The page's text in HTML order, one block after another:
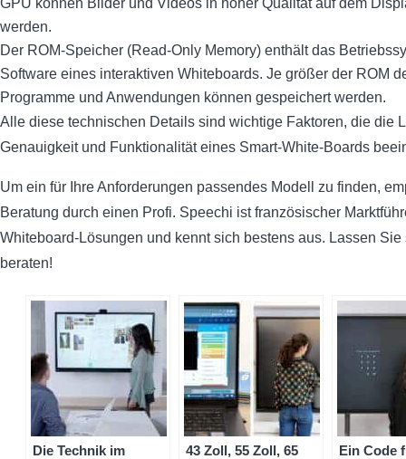
werden.
Der ROM-Speicher (Read-Only Memory) enthält das
Software eines interaktiven Whiteboards. Je größer der ROM
Programme und Anwendungen können gespeichert werden.
Alle diese technischen Details sind wichtige Faktoren, die die
Genauigkeit und Funktionalität eines Smart-White-Boards
Um ein für Ihre Anforderungen passendes Modell zu finden,
Beratung durch einen Profi. Speechi ist französischer
Whiteboard-Lösungen und kennt sich bestens aus. Lassen Sie
beraten!
Die Technik im
43 Zoll, 55 Zoll, 65
Ein Code